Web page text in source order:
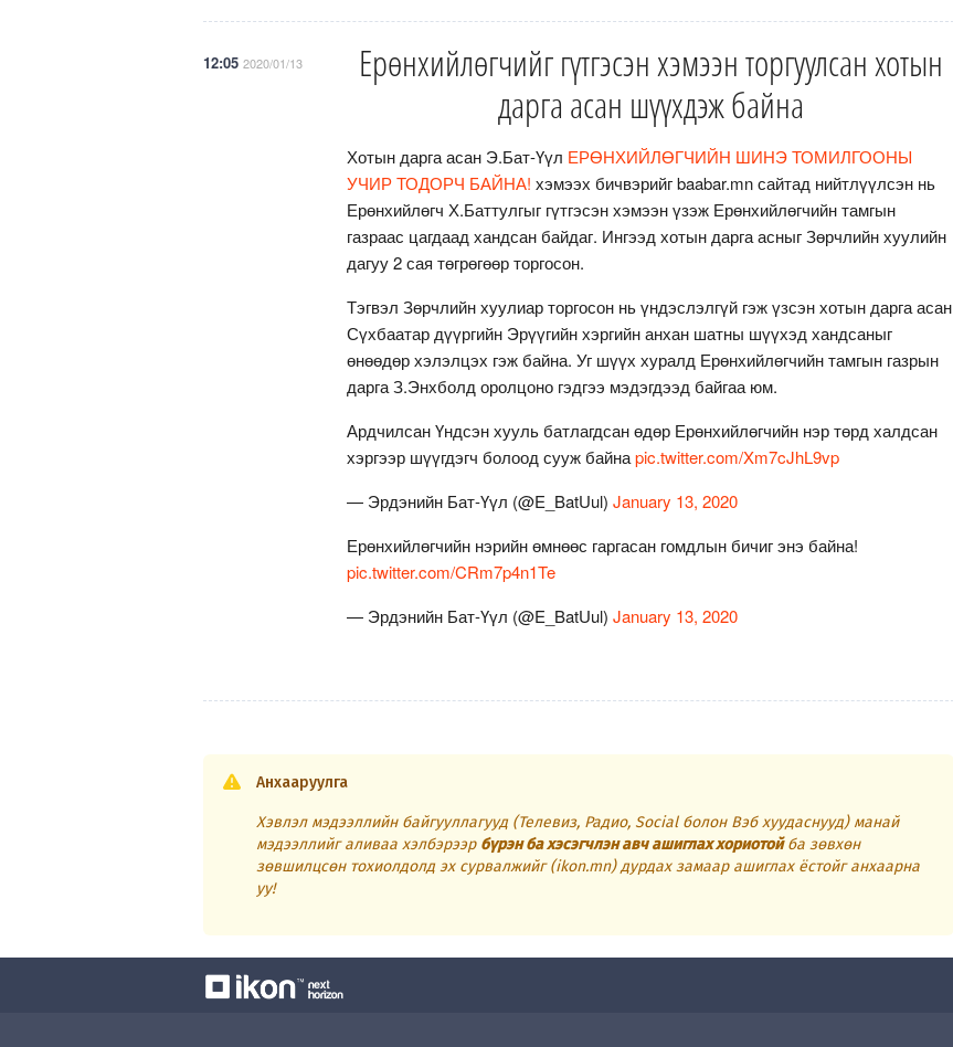
12:05 2020/01/13
Ерөнхийлөгчийг гүтгэсэн хэмээн торгуулсан хотын
дарга асан шүүхдэж байна
Хотын дарга асан Э.Бат-Үүл ЕРӨНХИЙЛӨГЧИЙН ШИНЭ ТОМИЛГООНЫ
УЧИР ТОДОРЧ БАЙНА! хэмээх бичвэрийг baabar.mn сайтад нийтлүүлсэн нь
Ерөнхийлөгч Х.Баттулгыг гүтгэсэн хэмээн үзэж Ерөнхийлөгчийн тамгын
газраас цагдаад хандсан байдаг. Ингээд хотын дарга асныг Зөрчлийн хуулийн
дагуу 2 сая төгрөгөөр торгосон.
Тэгвэл Зөрчлийн хуулиар торгосон нь үндэслэлгүй гэж үзсэн хотын дарга асан
Сүхбаатар дүүргийн Эрүүгийн хэргийн анхан шатны шүүхэд хандсаныг
өнөөдөр хэлэлцэх гэж байна. Уг шүүх хуралд Ерөнхийлөгчийн тамгын газрын
дарга З.Энхболд оролцоно гэдгээ мэдэгдээд байгаа юм.
Ардчилсан Үндсэн хууль батлагдсан өдөр Ерөнхийлөгчийн нэр төрд халдсан
хэргээр шүүгдэгч болоод сууж байнаpic.twitter.com/Xm7cJhL9vp
— Эрдэнийн Бат-Үүл (@E_BatUul) January 13, 2020
Ерөнхийлөгчийн нэрийн өмнөөс гаргасан гомдлын бичиг энэ байна!
pic.twitter.com/CRm7p4n1Te
— Эрдэнийн Бат-Үүл (@E_BatUul) January 13, 2020
Анхааруулга
Хэвлэл мэдээллийн байгууллагууд (Телевиз, Радио, Social болон Вэб хуудаснууд) манай
мэдээллийг аливаа хэлбэрээр бүрэн ба хэсэгчлэн авч ашиглах хориотойба зөвхөн
зөвшилцсөн тохиолдолд эх сурвалжийг (ikon.mn) дурдах замаар ашиглах ёстойг анхаарна
уу!